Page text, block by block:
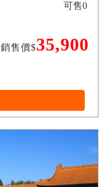
銷售價$35,900
可售0